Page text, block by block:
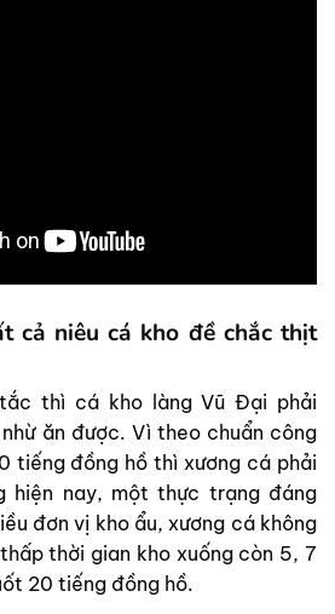
cả niêu cá kho đề chắc thịt
thì cá kho làng Vũ Đại phải
ăn được. Vì theo chuẩn công
tiếng đồng hồ thì xương cá phải
hiện nay, một thực trạng đáng
đơn vị kho ẩu, xương cá không
thời gian kho xuống còn 5, 7
20 tiếng đồng hồ.